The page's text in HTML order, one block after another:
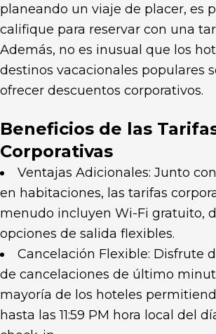
planeando un viaje de placer, es
califique para reservar con una
Además, no es inusual que los
destinos vacacionales populares
ofrecer descuentos corporativos.
Beneficios de las
Corporativas
Ventajas Adicionales: Junto
en habitaciones, las tarifas
menudo incluyen Wi-Fi gratuito,
opciones de salida flexibles.
Cancelación Flexible: Disfrute
de cancelaciones de último
mayoría de los hoteles
hasta las 11:59 PM hora local del